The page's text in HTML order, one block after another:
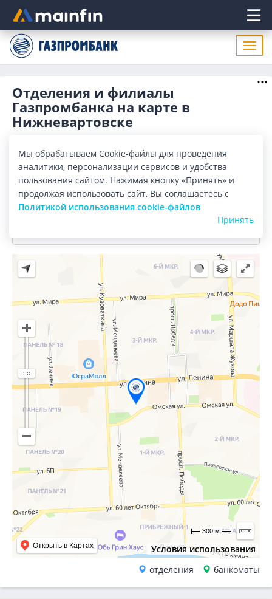
Главное меню
Отделения и филиалы
Газпромбанка на карте в
Нижневартовске
Все банки Карта Список
Город:Нижневартовск
Условия использования
Открыть в Картах
300 м
отделения банкоматы
Мы обрабатываем Cookie-файлы для проведения
аналитики, персонализации сервисов и удобства
пользования сайтом. Нажимая кнопку «Принять» и
продолжая использовать сайт, Вы соглашаетесь с
Политикой использования cookie-файлов
Принять